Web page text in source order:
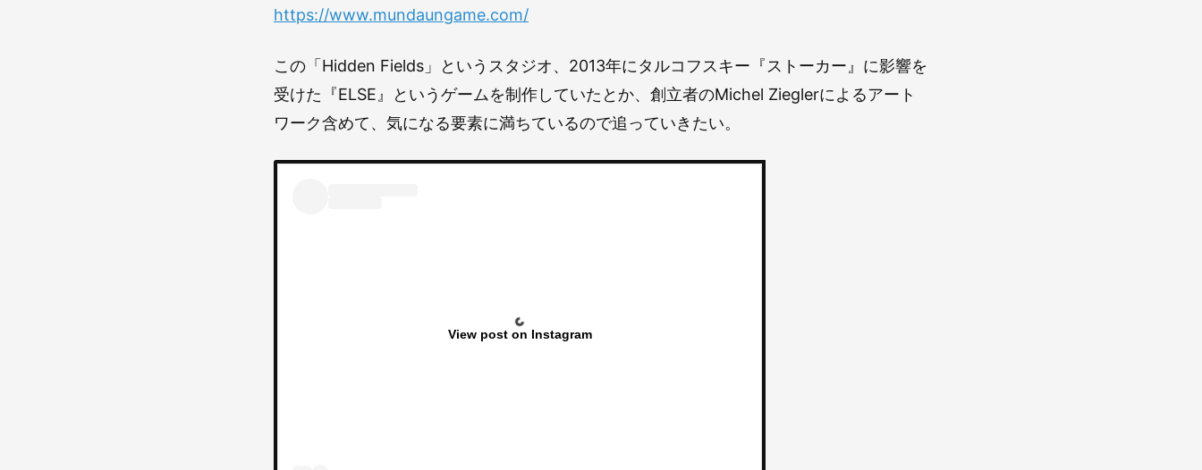
https://www.mundaungame.com/
この「Hidden Fields」というスタジオ、2013年にタルコフスキー『ストーカー』に影響を
受けた『ELSE』というゲームを制作していたとか、創立者のMichel Zieglerによるアート
ワーク含めて、気になる要素に満ちているので追っていきたい。
View post on Instagram